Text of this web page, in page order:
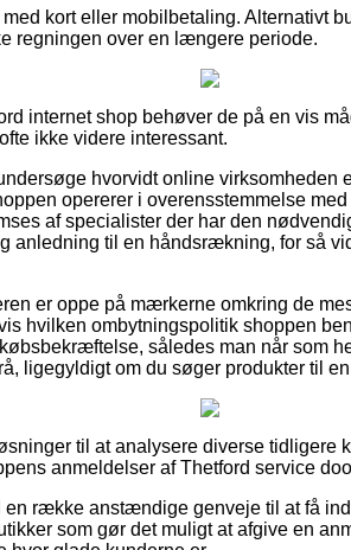
kort eller mobilbetaling. Alternativt
regningen over en længere periode.
internet shop behøver de på en vis
ikke videre interessant.
hvorvidt online virksomheden
opererer i overensstemmelse
af specialister der har den
anledning til en håndsrækning, for så
er oppe på mærkerne omkring de
hvilken ombytningspolitik shoppen
således man når som
ligegyldigt om du søger produkter til
til at analysere diverse tidligere
anmeldelser af Thetford service
række anstændige genveje til at få
som gør det muligt at afgive en